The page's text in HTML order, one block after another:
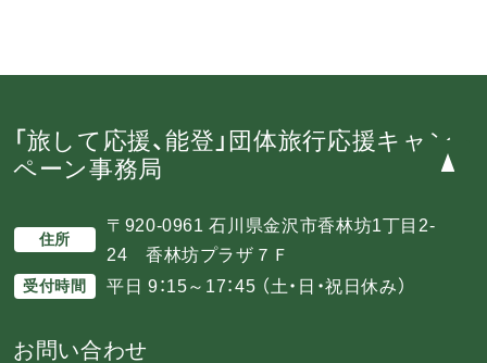
「旅して応援、能登」団体旅行応援キャン
ペーン事務局
住所
〒920-0961 石川県金沢市香林坊1丁目2-
24 香林坊プラザ７Ｆ
受付時間 平日 9：15～17：45 （土・日・祝日休み）
お問い合わせ